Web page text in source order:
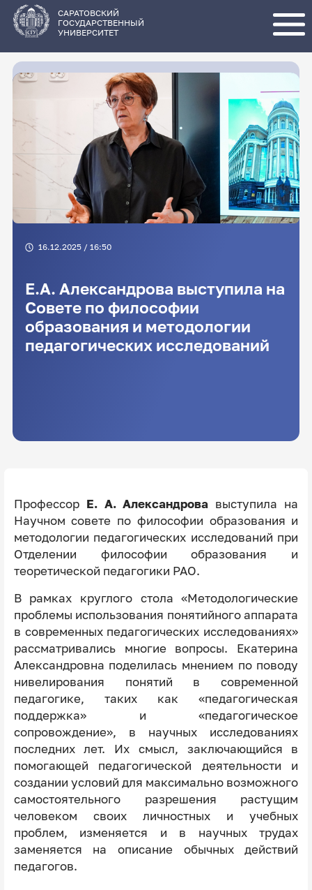
основному
содержанию
САРАТОВСКИЙ
ГОСУДАРСТВЕННЫЙ
УНИВЕРСИТЕТ
16.12.2025 / 16:50
Е.А. Александрова выступила на
Совете по философии
образования и методологии
педагогических исследований
Профессор Е. А. Александрова выступила на
Научном совете по философии образования и
методологии педагогических исследований при
Отделении философии образования и
теоретической педагогики РАО.
В рамках круглого стола «Методологические
проблемы использования понятийного аппарата
в современных педагогических исследованиях»
рассматривались многие вопросы. Екатерина
Александровна поделилась мнением по поводу
нивелирования понятий в современной
педагогике, таких как «педагогическая
поддержка» и «педагогическое
сопровождение», в научных исследованиях
последних лет. Их смысл, заключающийся в
помогающей педагогической деятельности и
создании условий для максимально возможного
самостоятельного разрешения растущим
человеком своих личностных и учебных
проблем, изменяется и в научных трудах
заменяется на описание обычных действий
педагогов.